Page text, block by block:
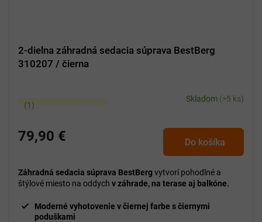
2-dielna záhradná sedacia súprava BestBerg
310207 / čierna
Priemerné
produktu
z
5
Skladom (>5 ks)
79,90 € Do košíka
Záhradná sedacia súprava BestBerg vytvorí pohodlné a
štýlové miesto na oddych v záhrade, na terase aj balkóne.
Moderné vyhotovenie v čiernej farbe s čiernymi
poduškami